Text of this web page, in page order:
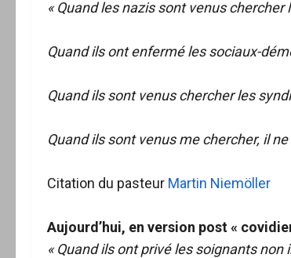
« Quand les nazis sont venus
Quand ils ont enfermé les sociaux-
Quand ils sont venus chercher les
Quand ils sont venus me chercher, il
Citation du pasteur Martin Niemöller
Aujourd’hui, en version post «
« Quand ils ont privé les soignants non